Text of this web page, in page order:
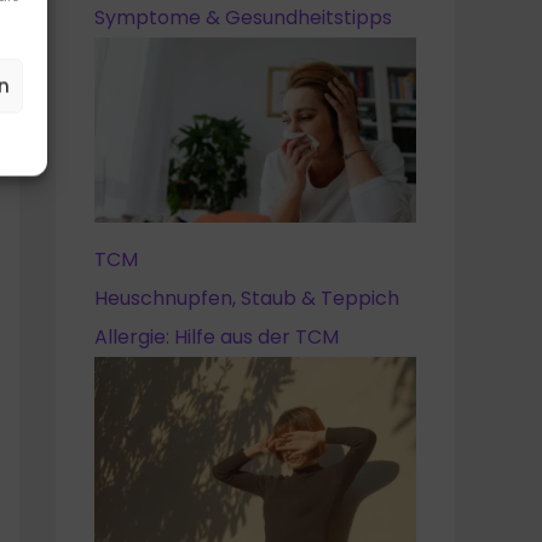
Symptome & Gesundheitstipps
TCM
Heuschnupfen, Staub & Teppich
Allergie: Hilfe aus der TCM